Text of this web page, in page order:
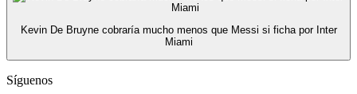
Kevin De Bruyne cobraría mucho menos que Messi si ficha por Inter
Miami
Síguenos